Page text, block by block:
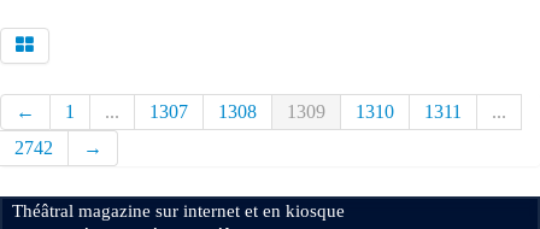
← 1 ... 1307 1308 1309 1310 1311
...
2742
→
Théâtral magazine sur internet et en kiosque